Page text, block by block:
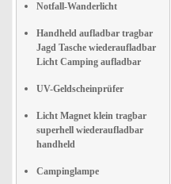
Notfall-Wanderlicht
Handheld aufladbar tragbar
Jagd Tasche wiederaufladbar
Licht Camping aufladbar
UV-Geldscheinprüfer
Licht Magnet klein tragbar
superhell wiederaufladbar
handheld
Campinglampe